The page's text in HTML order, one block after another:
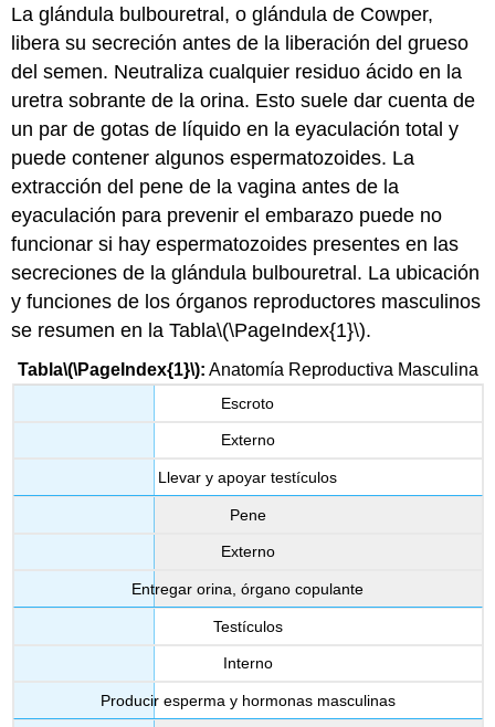
Laglándula bulbouretral , o glándula de Cowper,
libera su secreción antes de la liberación del grueso
del semen. Neutraliza cualquier residuo ácido en la
uretra sobrante de la orina. Esto suele dar cuenta de
un par de gotas de líquido en la eyaculación total y
puede contener algunos espermatozoides. La
extracción del pene de la vagina antes de la
eyaculación para prevenir el embarazo puede no
funcionar si hay espermatozoides presentes en las
secreciones de la glándula bulbouretral. La ubicación
y funciones de los órganos reproductores masculinos
se resumen en la Tabla\(\PageIndex{1}\).
Tabla\(\PageIndex{1}\): Anatomía Reproductiva Masculina
Escroto
Externo
Llevar y apoyar testículos
Pene
Externo
Entregar orina, órgano copulante
Testículos
Interno
Producir esperma y hormonas masculinas